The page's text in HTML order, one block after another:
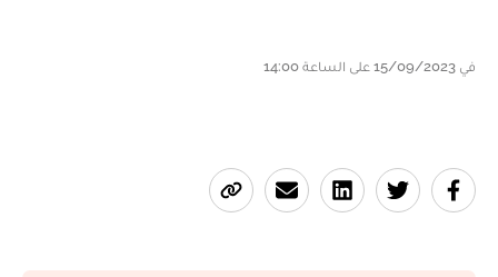
في 15/09/2023 على الساعة 14:00